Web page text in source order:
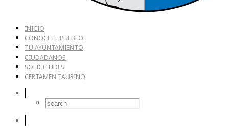
INICIO
CONOCE EL PUEBLO
TU AYUNTAMIENTO
CIUDADANOS
SOLICITUDES
CERTAMEN TAURINO